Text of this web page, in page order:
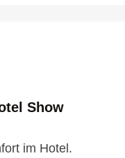
Show
im Hotel.